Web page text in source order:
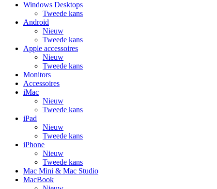
Windows Desktops
Tweede kans
Android
Nieuw
Tweede kans
Apple accessoires
Nieuw
Tweede kans
Monitors
Accessoires
iMac
Nieuw
Tweede kans
iPad
Nieuw
Tweede kans
iPhone
Nieuw
Tweede kans
Mac Mini & Mac Studio
MacBook